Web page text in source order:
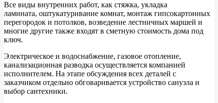
Все виды внутренних работ, как стяжка, укладка
ламината, оштукатуривание комнат, монтаж гипсокартонных
перегородок и потолков, возведение лестничных маршей и
многие другие также входят в сметную стоимость дома под
ключ.
Электрическое и водоснабжение, газовое отопление,
канализационная разводка осуществляется компанией
исполнителем. На этапе обсуждения всех деталей с
заказчиком отдельно обговаривается устройство санузла и
выбор сантехники.